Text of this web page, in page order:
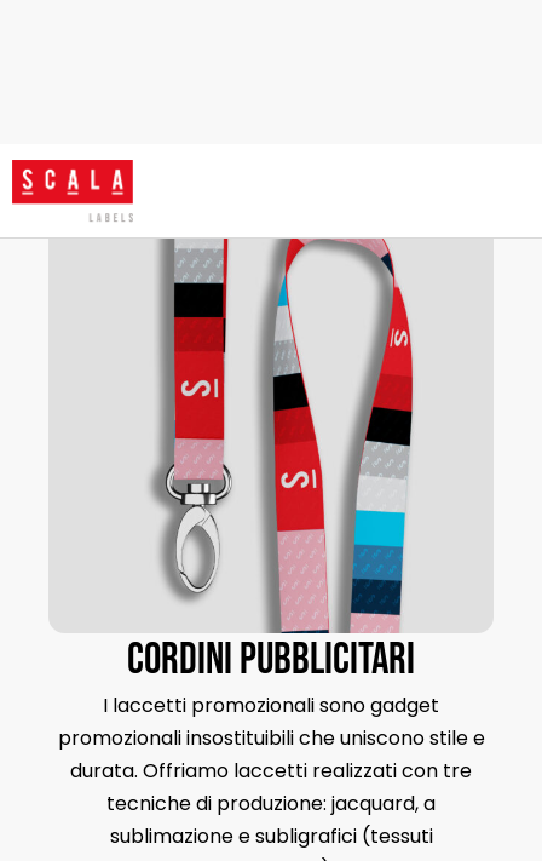
Cordini pubblicitari
I laccetti promozionali sono gadget
promozionali insostituibili che uniscono stile e
durata. Offriamo laccetti realizzati con tre
tecniche di produzione: jacquard, a
sublimazione e subligrafici (tessuti
con stampa a sublimazione). Ognuna di esse